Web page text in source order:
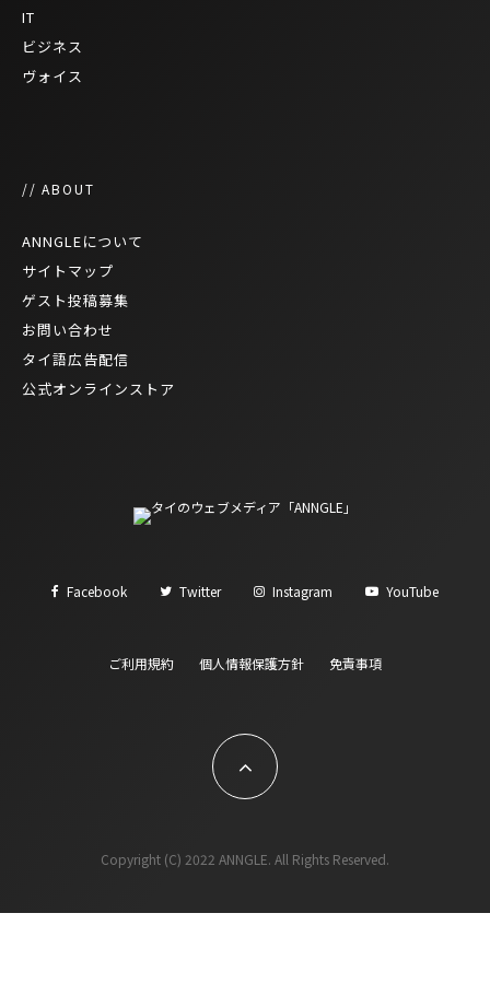
IT
ビジネス
ヴォイス
// ABOUT
ANNGLEについて
サイトマップ
ゲスト投稿募集
お問い合わせ
タイ語広告配信
公式オンラインストア
Facebook Twitter Instagram YouTube
ご利用規約 個人情報保護方針 免責事項
Copyright (C) 2022 ANNGLE. All Rights Reserved.